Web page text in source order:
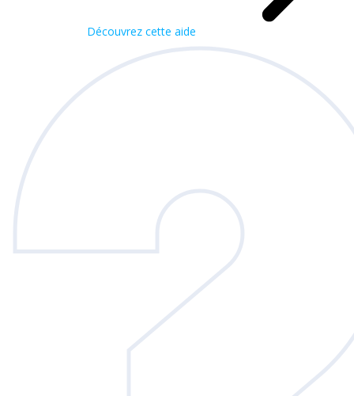
Découvrez cette aide